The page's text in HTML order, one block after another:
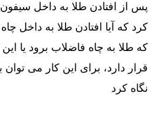
پس از افتادن طلا به داخل
کرد که آیا افتادن طلا به داخل
که طلا به چاه فاضلاب برود یا
قرار دارد، برای این کار می
نگاه کرد